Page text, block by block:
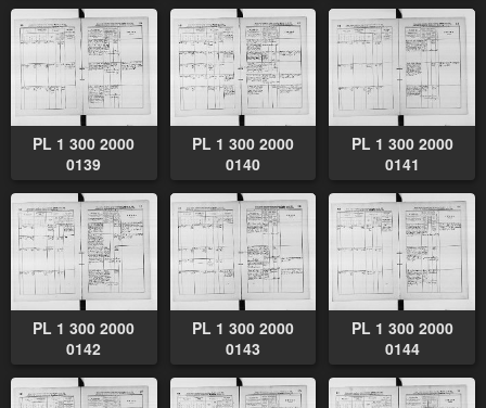
PL 1 300 2000
0139
PL 1 300 2000
0140
PL 1 300 2000
0141
PL 1 300 2000
0142
PL 1 300 2000
0143
PL 1 300 2000
0144